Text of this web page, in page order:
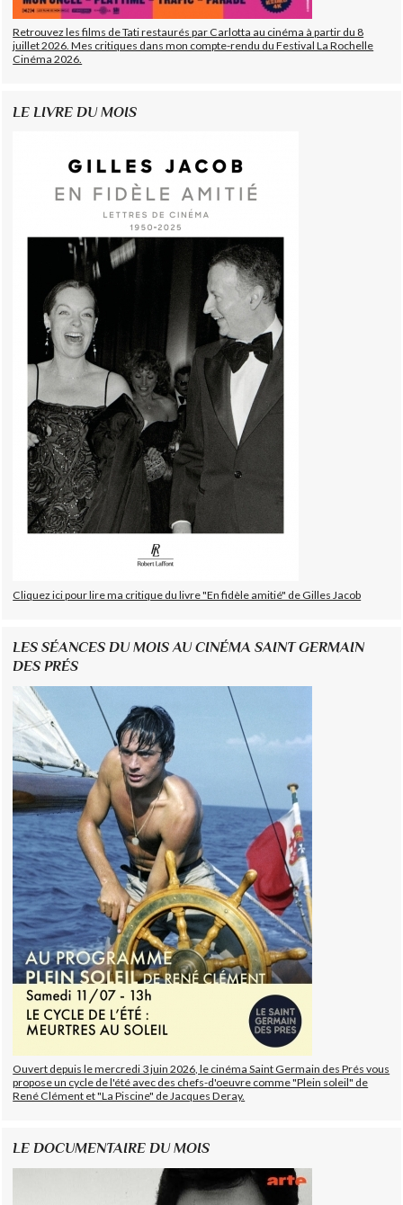
Retrouvez les films de Tati restaurés par Carlotta au cinéma à partir du 8
juillet 2026. Mes critiques dans mon compte-rendu du Festival La Rochelle
Cinéma 2026.
LE LIVRE DU MOIS
Cliquez ici pour lire ma critique du livre "En fidèle amitié" de Gilles Jacob
LES SÉANCES DU MOIS AU CINÉMA SAINT GERMAIN
DES PRÉS
Ouvert depuis le mercredi 3 juin 2026, le cinéma Saint Germain des Prés vous
propose un cycle de l'été avec des chefs-d'oeuvre comme "Plein soleil" de
René Clément et "La Piscine" de Jacques Deray.
LE DOCUMENTAIRE DU MOIS